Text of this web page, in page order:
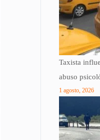
Taxista
abuso
1 agosto, 2026